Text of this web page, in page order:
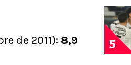
de 2011): 8,9
5